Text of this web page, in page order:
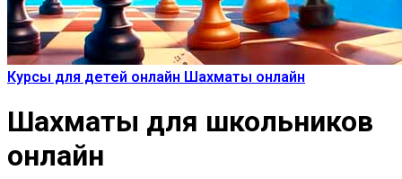
Курсы для детей онлайн Шахматы онлайн
Шахматы для школьников
онлайн